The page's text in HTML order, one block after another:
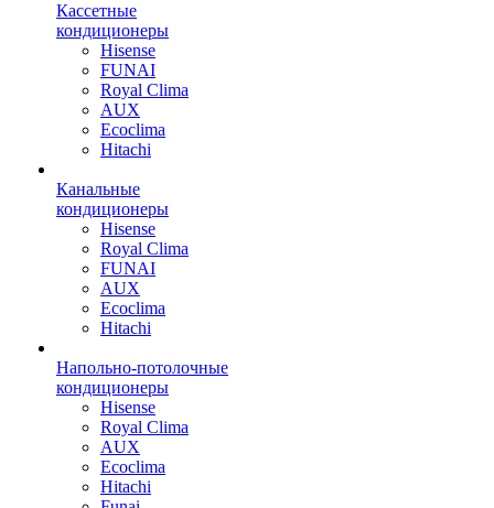
Кассетные
кондиционеры
Hisense
FUNAI
Royal Clima
AUX
Ecoclima
Hitachi
Канальные
кондиционеры
Hisense
Royal Clima
FUNAI
AUX
Ecoclima
Hitachi
Напольно-потолочные
кондиционеры
Hisense
Royal Clima
AUX
Ecoclima
Hitachi